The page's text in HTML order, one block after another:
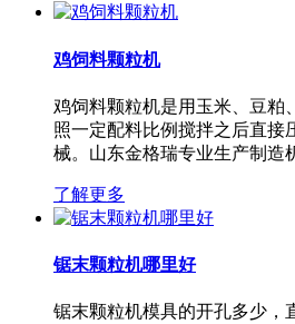
鸡饲料颗粒机
鸡饲料颗粒机是用玉米、豆粕
照一定配料比例搅拌之后直接
械。山东金格瑞专业生产制造
了解更多
锯末颗粒机哪里好
锯末颗粒机模具的开孔多少，